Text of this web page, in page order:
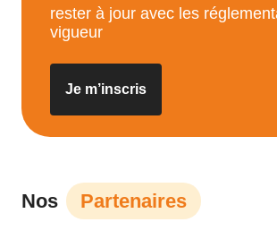
rester à jour avec les
vigueur
Je m’inscris
Nos Partenaires